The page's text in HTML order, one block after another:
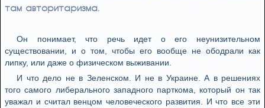
там авторитаризма.
Он понимает, что речь идет о его неунизительном
существовании, и о том, чтобы его вообще не ободрали как
липку, или даже о физическом выживании.
И что дело не в Зеленском. И не в Украине. А в решениях
того самого либерального западного парткома, который он так
уважал и считал венцом человеческого развития. И что все эти